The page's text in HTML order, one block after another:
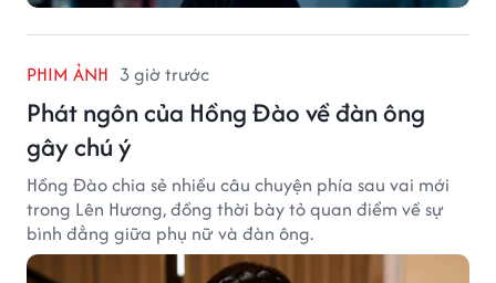
PHIM ẢNH 3 giờ trước
Phát ngôn của Hồng Đào về đàn ông
gây chú ý
Hồng Đào chia sẻ nhiều câu chuyện phía sau vai mới
trong Lên Hương, đồng thời bày tỏ quan điểm về sự
bình đẳng giữa phụ nữ và đàn ông.